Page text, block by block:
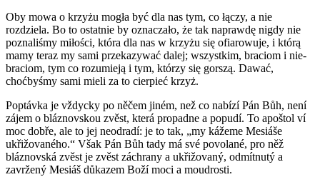
Oby mowa o krzyżu mogła być dla nas tym, co łączy, a nie
rozdziela. Bo to ostatnie by oznaczało, że tak naprawdę nigdy nie
poznaliśmy miłości, która dla nas w krzyżu się ofiarowuje, i którą
mamy teraz my sami przekazywać dalej; wszystkim, braciom i nie-
braciom, tym co rozumieją i tym, którzy się gorszą. Dawać,
choćbyśmy sami mieli za to cierpieć krzyż.
Poptávka je vždycky po něčem jiném, než co nabízí Pán Bůh, není
zájem o bláznovskou zvěst, která propadne a popudí. To apoštol ví
moc dobře, ale to jej neodradí: je to tak, „my kážeme Mesiáše
ukřižovaného.“ Však Pán Bůh tady má své povolané, pro něž
bláznovská zvěst je zvěst záchrany a ukřižovaný, odmítnutý a
zavržený Mesiáš důkazem Boží moci a moudrosti.